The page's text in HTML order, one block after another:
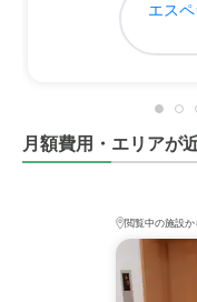
エス
月額費用・エリアが
閲覧中の施設か